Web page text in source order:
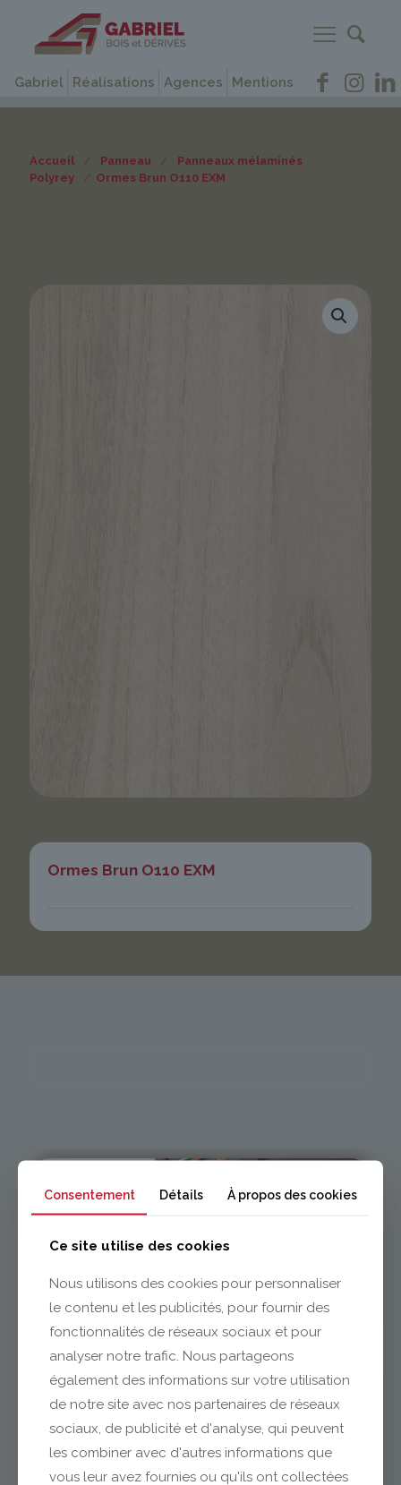
Gabriel Réalisations Agences Mentions
Accueil / Panneau /
Panneaux mélaminés
Polyrey
/ Ormes Brun O110 EXM
Ormes Brun O110 EXM
Issoire
04 73 55 06 09
contact@gabriel-sa.fr
Clermont-Ferrand
Consentement Détails À propos des cookies
Ce site utilise des cookies
Nous utilisons des cookies pour personnaliser
le contenu et les publicités, pour fournir des
fonctionnalités de réseaux sociaux et pour
analyser notre trafic. Nous partageons
également des informations sur votre utilisation
de notre site avec nos partenaires de réseaux
sociaux, de publicité et d'analyse, qui peuvent
les combiner avec d'autres informations que
vous leur avez fournies ou qu'ils ont collectées